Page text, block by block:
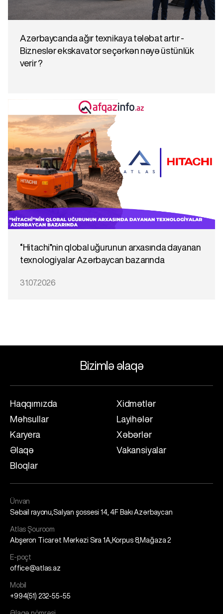
Azərbaycanda ağır texnikaya tələbat artır -
Bizneslər ekskavator seçərkən nəyə üstünlük
verir ?
“Hitachi”nin qlobal uğurunun arxasında dayanan
texnologiyalar Azərbaycan bazarında
31.07.2026
Bizimlə əlaqə
Haqqımızda
Xidmətlər
Məhsullar
Layihələr
Karyera
Xəbərlər
Əlaqə
Vakansiyalar
Bloqlar
Ünvan
Səbail rayonu,Salyan şossesi 14, 4F Bakı Azərbaycan
Atlas Şouroom
Abşeron Ticarət Mərkəzi Sıra 1A,Korpus 8,Mağaza 2
E-poçt
office@atlas.az
Mobil
+994(51) 232-55-55